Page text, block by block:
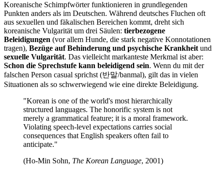
Koreanische Schimpfwörter funktionieren in grundlegenden
Punkten anders als im Deutschen. Während deutsches Fluchen oft
aus sexuellen und fäkalischen Bereichen kommt, dreht sich
koreanische Vulgarität um drei Säulen: tierbezogene
Beleidigungen (vor allem Hunde, die stark negative Konnotationen
tragen), Bezüge auf Behinderung und psychische Krankheitund
sexuelle Vulgarität. Das vielleicht markanteste Merkmal ist aber:
Schon die Sprechstufe kann beleidigend sein. Wenn du mit der
falschen Person casual sprichst (반말/banmal), gilt das in vielen
Situationen als so schwerwiegend wie eine direkte Beleidigung.
"Korean is one of the world's most hierarchically
structured languages. The honorific system is not
merely a grammatical feature; it is a moral framework.
Violating speech-level expectations carries social
consequences that English speakers often fail to
anticipate."
(Ho-Min Sohn, The Korean Language, 2001)